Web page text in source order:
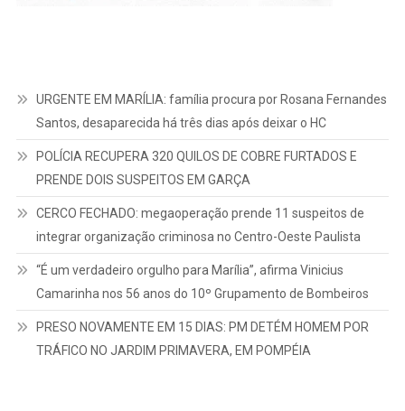
URGENTE EM MARÍLIA: família procura por Rosana Fernandes
Santos, desaparecida há três dias após deixar o HC
POLÍCIA RECUPERA 320 QUILOS DE COBRE FURTADOS E
PRENDE DOIS SUSPEITOS EM GARÇA
CERCO FECHADO: megaoperação prende 11 suspeitos de
integrar organização criminosa no Centro-Oeste Paulista
“É um verdadeiro orgulho para Marília”, afirma Vinicius
Camarinha nos 56 anos do 10º Grupamento de Bombeiros
PRESO NOVAMENTE EM 15 DIAS: PM DETÉM HOMEM POR
TRÁFICO NO JARDIM PRIMAVERA, EM POMPÉIA